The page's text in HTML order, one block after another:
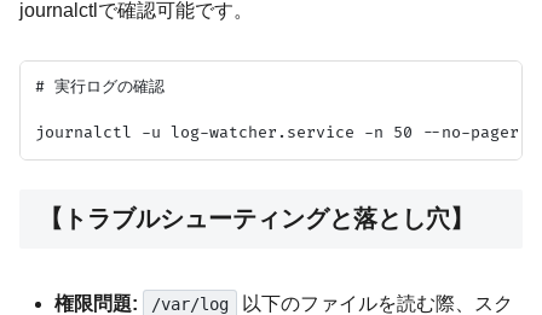
journalctlで確認可能です。
# 実行ログの確認
【トラブルシューティングと落とし穴】
権限問題: /var/log
以下のファイルを読む際、スク